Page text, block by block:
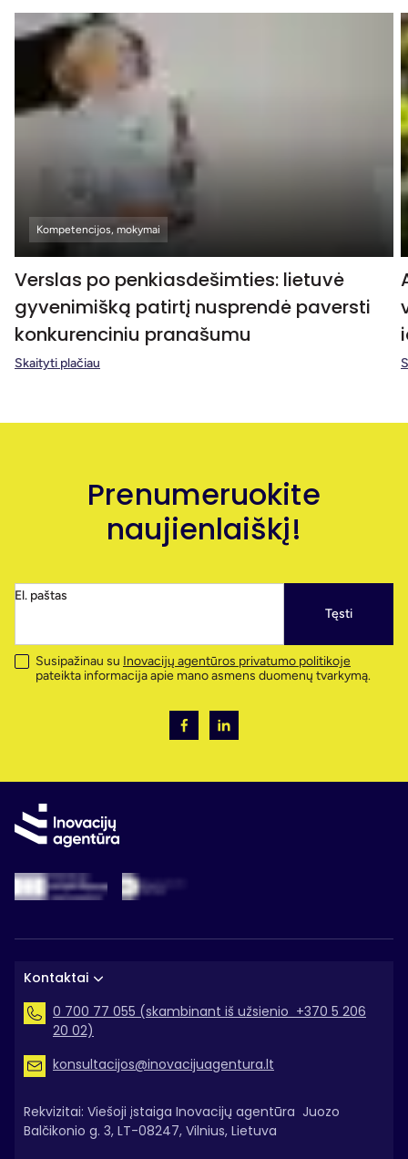
Kompetencijos, mokymai
Verslas po penkiasdešimties: lietuvė
gyvenimišką patirtį nusprendė paversti
konkurenciniu pranašumu
Skaityti plačiau
Prenumeruokite
naujienlaiškį!
El. paštas
Tęsti
Susipažinau su Inovacijų agentūros privatumo politikoje
pateikta informacija apie mano asmens duomenų tvarkymą.
Kontaktai
0 700 77 055 (skambinant iš užsienio +370 5 206
20 02)
konsultacijos@inovacijuagentura.lt
Rekvizitai: Viešoji įstaiga Inovacijų agentūra Juozo
Balčikonio g. 3, LT-08247, Vilnius, Lietuva